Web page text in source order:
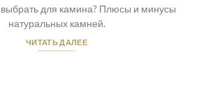
выбрать для камина? Плюсы и минусы
натуральных камней.
ЧИТАТЬ ДАЛЕЕ